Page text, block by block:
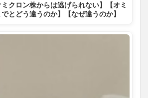
ミクロン株からは逃げられない】【オミ
とどう違うのか】【なぜ違うのか】